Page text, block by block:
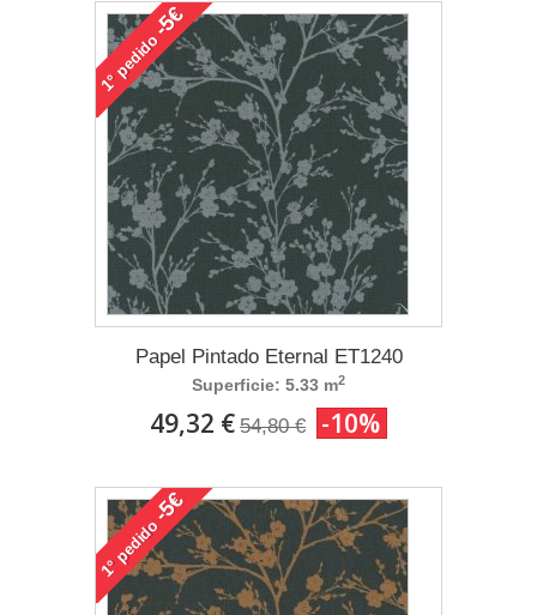
1°
pedido
-5€
Papel Pintado Eternal ET1240
Superficie: 5.33 m2
49,32 € 54,80 € -10%
1°
pedido
-5€